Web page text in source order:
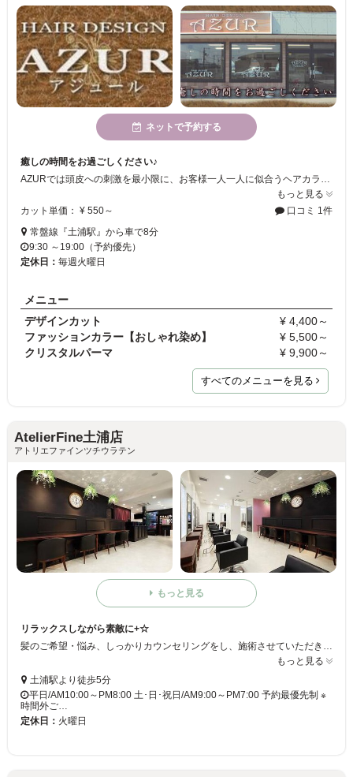
ネットで予約する
癒しの時間をお過ごしください♪
AZURでは頭皮への刺激を最小限に、お客様一人一人に似合うヘアカラーレシピを作り、ご提案します！自宅でもお手入れや再現のしやすいカットを提供していますので、是非、一度ご来店してお試しください♪
もっと見る
カット単価： ¥ 550～
口コミ 1件
常盤線『土浦駅』から車で8分
9:30 ～19:00（予約優先）
定休日： 毎週火曜日
メニュー
デザインカット
¥ 4,400～
ファッションカラー【おしゃれ染め】
¥ 5,500～
クリスタルパーマ
¥ 9,900～
すべてのメニューを見る
AtelierFine土浦店
アトリエファインツチウラテン
もっと見る
リラックスしながら素敵に+☆
もっと見る
土浦駅より徒歩5分
平日/AM10:00～PM8:00 土･日･祝日/AM9:00～PM7:00 予約最優先制 ※
時間外ご…
定休日： 火曜日